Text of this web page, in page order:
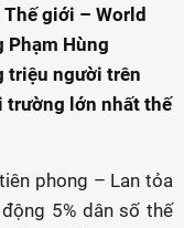
giới – World
Phạm Hùng
triệu người trên
trường lớn nhất thế
phong – Lan tỏa
5% dân số thế